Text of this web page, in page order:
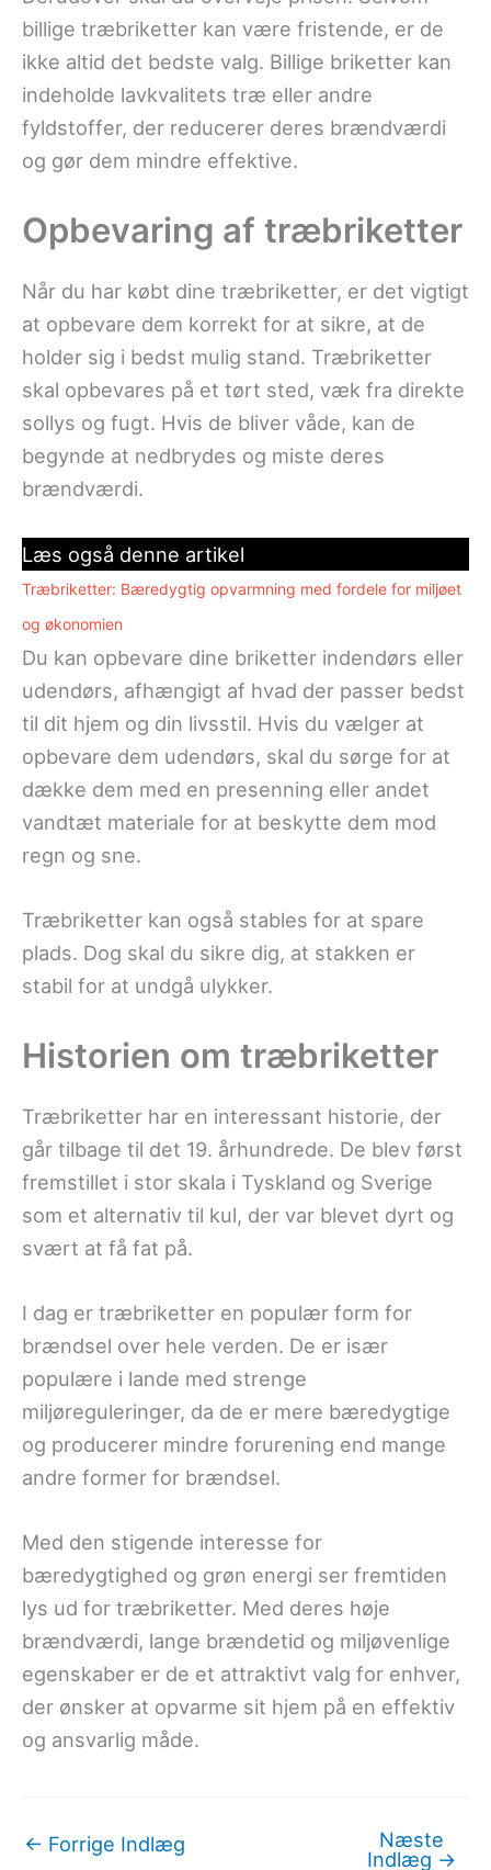
billige træbriketter kan være fristende, er de
ikke altid det bedste valg. Billige briketter kan
indeholde lavkvalitets træ eller andre
fyldstoffer, der reducerer deres brændværdi
og gør dem mindre effektive.
Opbevaring af træbriketter
Når du har købt dine træbriketter, er det vigtigt
at opbevare dem korrekt for at sikre, at de
holder sig i bedst mulig stand. Træbriketter
skal opbevares på et tørt sted, væk fra direkte
sollys og fugt. Hvis de bliver våde, kan de
begynde at nedbrydes og miste deres
brændværdi.
Læs også denne artikel
Træbriketter: Bæredygtig opvarmning med fordele for miljøet
og økonomien
Du kan opbevare dine briketter indendørs eller
udendørs, afhængigt af hvad der passer bedst
til dit hjem og din livsstil. Hvis du vælger at
opbevare dem udendørs, skal du sørge for at
dække dem med en presenning eller andet
vandtæt materiale for at beskytte dem mod
regn og sne.
Træbriketter kan også stables for at spare
plads. Dog skal du sikre dig, at stakken er
stabil for at undgå ulykker.
Historien om træbriketter
Træbriketter har en interessant historie, der
går tilbage til det 19. århundrede. De blev først
fremstillet i stor skala i Tyskland og Sverige
som et alternativ til kul, der var blevet dyrt og
svært at få fat på.
I dag er træbriketter en populær form for
brændsel over hele verden. De er især
populære i lande med strenge
miljøreguleringer, da de er mere bæredygtige
og producerer mindre forurening end mange
andre former for brændsel.
Med den stigende interesse for
bæredygtighed og grøn energi ser fremtiden
lys ud for træbriketter. Med deres høje
brændværdi, lange brændetid og miljøvenlige
egenskaber er de et attraktivt valg for enhver,
der ønsker at opvarme sit hjem på en effektiv
og ansvarlig måde.
← Forrige Indlæg
Næste
Indlæg →